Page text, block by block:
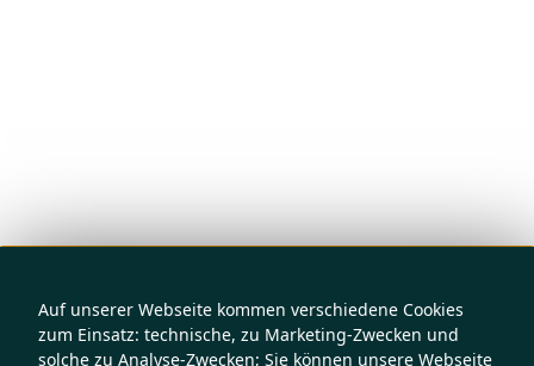
Auf unserer Webseite kommen verschiedene Cookies
zum Einsatz: technische, zu Marketing-Zwecken und
solche zu Analyse-Zwecken; Sie können unsere Webseite